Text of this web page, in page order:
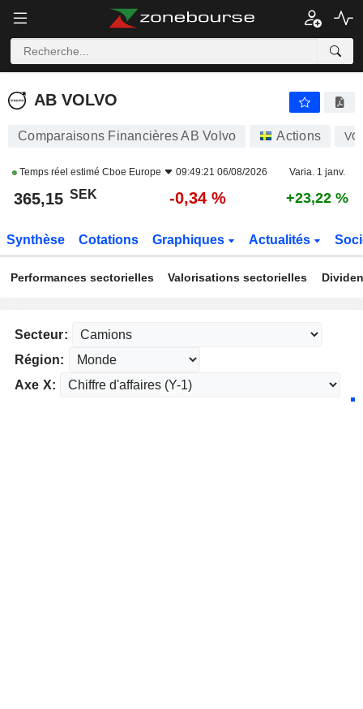
AB VOLVO
AB VOLVO
Comparaisons Financières AB Volvo Actions
Temps réel estimé Cboe Europe 09:49:21 06/08/2026 Varia. 1 janv.
365,15 SEK -0,34 % +23,22 %
Synthèse Cotations Graphiques Actualités
Performances sectorielles Valorisations sectorielles
Secteur:
Région:
Axe X: